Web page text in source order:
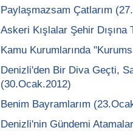
Paylaşmazsam Çatlarım
Askeri Kışlalar Şehir Dışına
Kamu Kurumlarında
Denizli'den Bir Diva Geçti,
(30.Ocak.2012)
Benim Bayramlarım
Denizli'nin Gündemi